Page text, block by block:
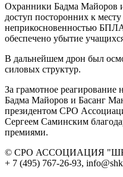
Охранники Бадма Майоров
доступ посторонних к
неприкосновенностью
обеспечено убытие
В дальнейшем дрон был
силовых структур.
За грамотное
Бадма Майоров и Басанг
президентом СРО
Сергеем Саминским
премиями.
© СРО АССОЦИАЦИЯ
+ 7 (495) 767-26-93,